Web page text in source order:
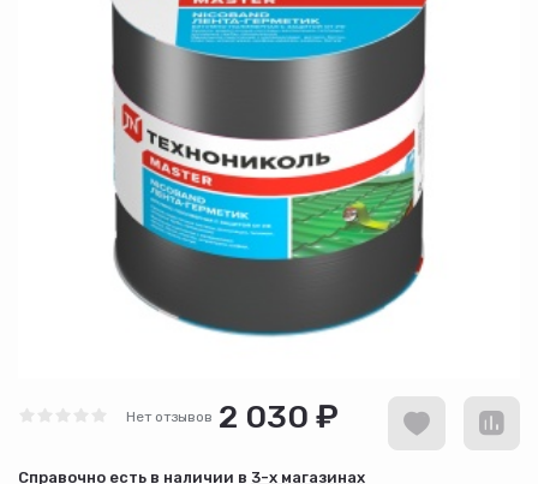
Нет отзывов 2 030 ₽
Cправочно есть в наличии в 3-х магазинах